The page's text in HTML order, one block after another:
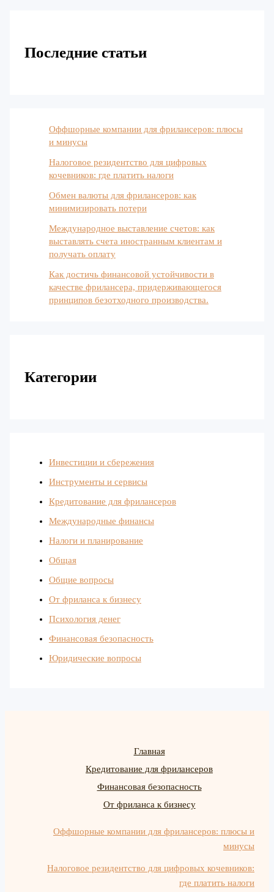
Последние статьи
Оффшорные компании для фрилансеров: плюсы
и минусы
Налоговое резидентство для цифровых
кочевников: где платить налоги
Обмен валюты для фрилансеров: как
минимизировать потери
Международное выставление счетов: как
выставлять счета иностранным клиентам и
получать оплату
Как достичь финансовой устойчивости в
качестве фрилансера, придерживающегося
принципов безотходного производства.
Категории
Инвестиции и сбережения
Инструменты и сервисы
Кредитование для фрилансеров
Международные финансы
Налоги и планирование
Общая
Общие вопросы
От фриланса к бизнесу
Психология денег
Финансовая безопасность
Юридические вопросы
Главная
Кредитование для фрилансеров
Финансовая безопасность
От фриланса к бизнесу
Оффшорные компании для фрилансеров: плюсы и
минусы
Налоговое резидентство для цифровых кочевников:
где платить налоги